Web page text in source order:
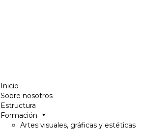
Inicio
Sobre nosotros
Estructura
Formación
Artes visuales, gráficas y estéticas